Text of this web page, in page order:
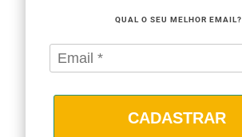
QUAL O SEU MELHOR EMAIL?
CADASTRAR